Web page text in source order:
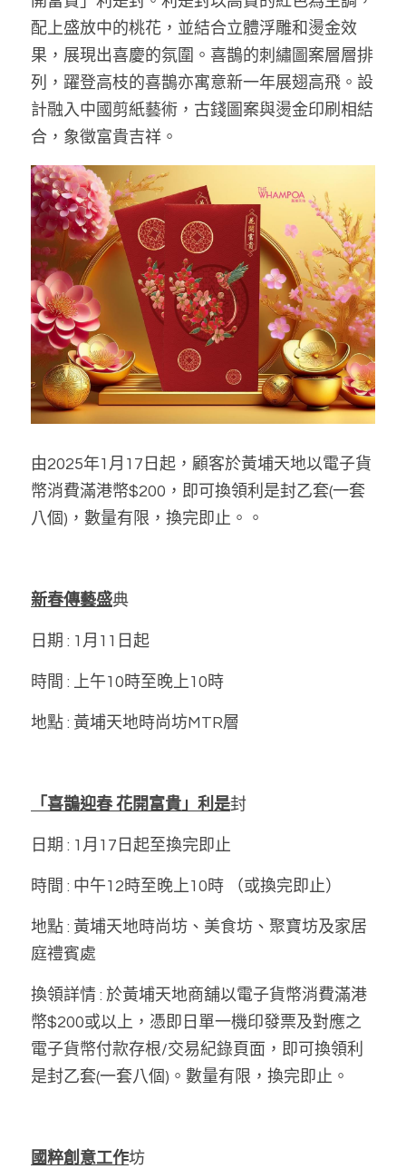
配上盛放中的桃花，並結合立體浮雕和燙金效
果，展現出喜慶的氛圍。喜鵲的刺繡圖案層層排
列，躍登高枝的喜鵲亦寓意新一年展翅高飛。設
計融入中國剪紙藝術，古錢圖案與燙金印刷相結
合，象徵富貴吉祥。
由2025年1月17日起，顧客於黃埔天地以電子貨
幣消費滿港幣$200，即可換領利是封乙套(一套
八個)，數量有限，換完即止。。
新春傳藝盛典
日期 : 1月11日起
時間 : 上午10時至晚上10時
地點 : 黃埔天地時尚坊MTR層
「喜鵲迎春 花開富貴」利是封
日期 : 1月17日起至換完即止
時間 : 中午12時至晚上10時 （或換完即止）
地點 : 黃埔天地時尚坊、美食坊、聚寶坊及家居
庭禮賓處
換領詳情 : 於黃埔天地商舖以電子貨幣消費滿港
幣$200或以上，憑即日單一機印發票及對應之
電子貨幣付款存根/交易紀錄頁面，即可換領利
是封乙套(一套八個)。數量有限，換完即止。
國粹創意工作坊